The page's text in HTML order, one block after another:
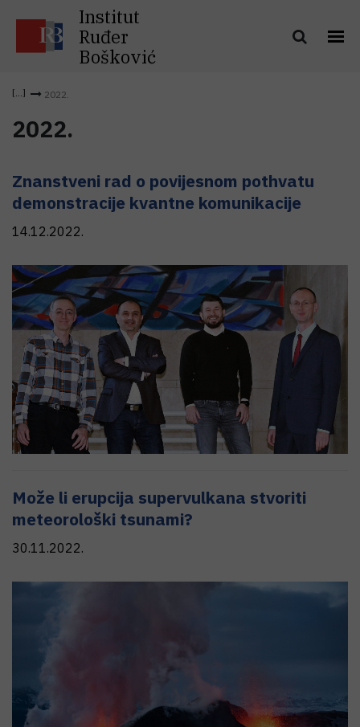
Institut
Ruđer
Bošković
2022.
2022.
Znanstveni rad o povijesnom pothvatu
demonstracije kvantne komunikacije
14.12.2022.
Može li erupcija supervulkana stvoriti
meteorološki tsunami?
30.11.2022.